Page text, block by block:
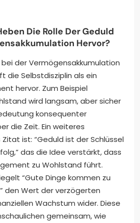
Die Rolle Der Geduld
Hervor?
der Vermögensakkumulation
die Selbstdisziplin als ein
hervor. Zum Beispiel
wird langsam, aber sicher
konsequenter
die Zeit. Ein weiteres
ist: “Geduld ist der Schlüssel
das die Idee verstärkt, dass
zu Wohlstand führt.
“Gute Dinge kommen zu
den Wert der verzögerten
Wachstum wider. Diese
gemeinsam, wie